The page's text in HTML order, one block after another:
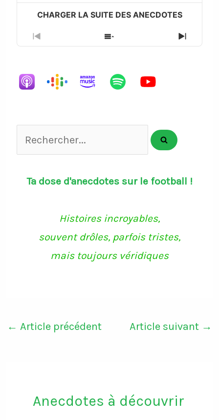
Previous
Episode
Show
Episodes
Next
Episode
Rechercher...
Ta dose d'anecdotes sur le football !
Histoires incroyables,
souvent drôles, parfois tristes,
mais toujours véridiques
← Article précédent Article suivant →
Anecdotes à découvrir